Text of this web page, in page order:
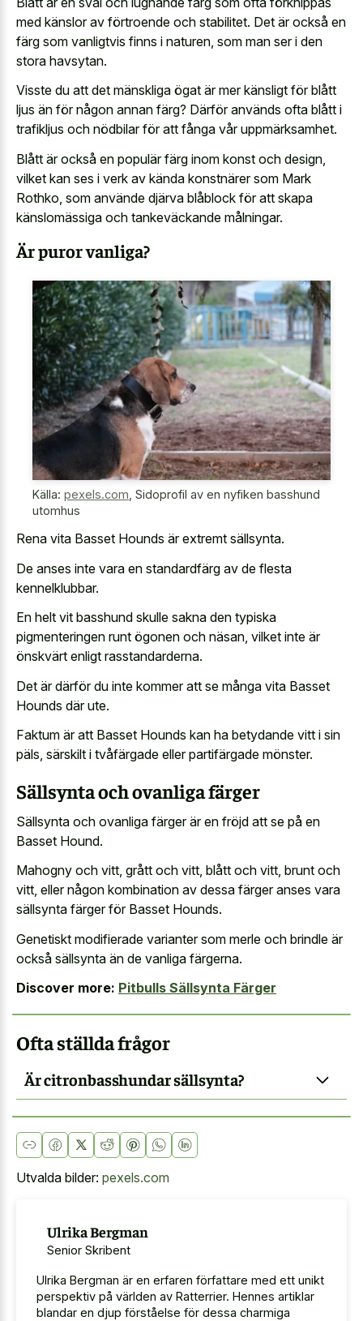
med känslor av förtroende och stabilitet. Det är också en
färg som vanligtvis finns i naturen, som man ser i den
stora havsytan.
Visste du att det mänskliga ögat är mer känsligt för blått
ljus än för någon annan färg? Därför används ofta blått i
trafikljus och nödbilar för att fånga vår uppmärksamhet.
Blått är också en populär färg inom konst och design,
vilket kan ses i verk av kända konstnärer som Mark
Rothko, som använde djärva blåblock för att skapa
känslomässiga och tankeväckande målningar.
Är puror vanliga?
Källa: pexels.com Sidoprofil av en nyfiken basshund
utomhus
Rena vita Basset Hounds är extremt sällsynta.
De anses inte vara en standardfärg av de flesta
kennelklubbar.
En helt vit basshund skulle sakna den typiska
pigmenteringen runt ögonen och näsan, vilket inte är
önskvärt enligt rasstandarderna.
Det är därför du inte kommer att se många vita Basset
Hounds där ute.
Faktum är att Basset Hounds kan ha betydande vitt i sin
päls, särskilt i tvåfärgade eller partifärgade mönster.
Sällsynta och ovanliga färger
Sällsynta och ovanliga färger är en fröjd att se på en
Basset Hound.
Mahogny och vitt, grått och vitt, blått och vitt, brunt och
vitt, eller någon kombination av dessa färger anses vara
sällsynta färger för Basset Hounds.
Genetiskt modifierade varianter som merle och brindle är
också sällsynta än de vanliga färgerna.
Discover more: Pitbulls Sällsynta Färger
Ofta ställda frågor
Är citronbasshundar sällsynta?
Utvalda bilder: pexels.com
Ulrika Bergman
Senior Skribent
Ulrika Bergman är en erfaren författare med ett unikt
perspektiv på världen av Ratterrier. Hennes artiklar
blandar en djup förståelse för dessa charmiga